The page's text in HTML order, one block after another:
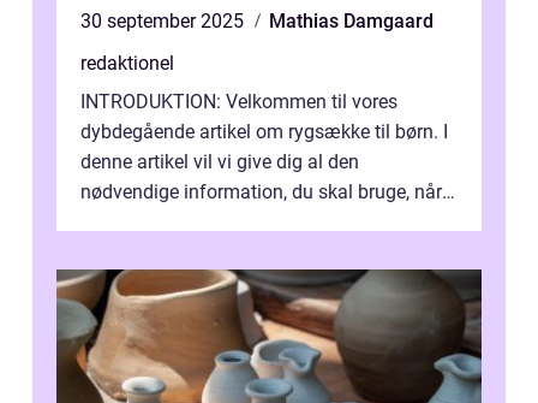
30 september 2025
Mathias Damgaard
redaktionel
INTRODUKTION: Velkommen til vores
dybdegående artikel om rygsække til børn. I
denne artikel vil vi give dig al den
nødvendige information, du skal bruge, når